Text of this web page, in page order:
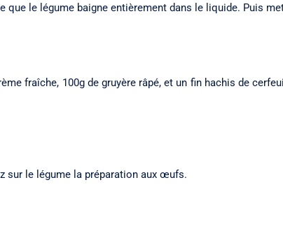
que le légume baigne entièrement dans le liquide. Puis
fraîche, 100g de gruyère râpé, et un fin hachis de
sur le légume la préparation aux œufs.